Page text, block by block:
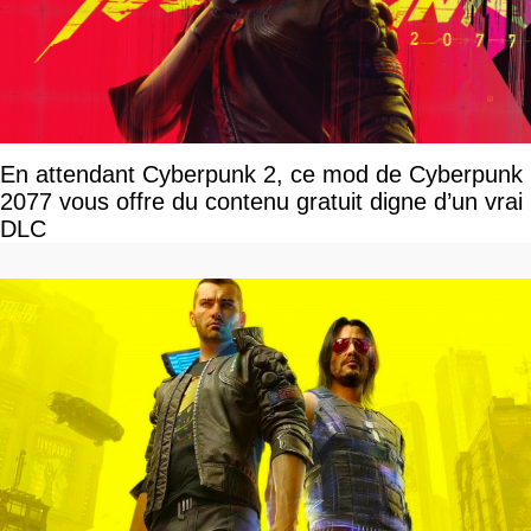
En attendant Cyberpunk 2, ce mod de Cyberpunk
2077 vous offre du contenu gratuit digne d’un vrai
DLC